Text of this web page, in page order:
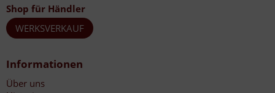
Shop für Händler
WERKSVERKAUF
Informationen
Über uns